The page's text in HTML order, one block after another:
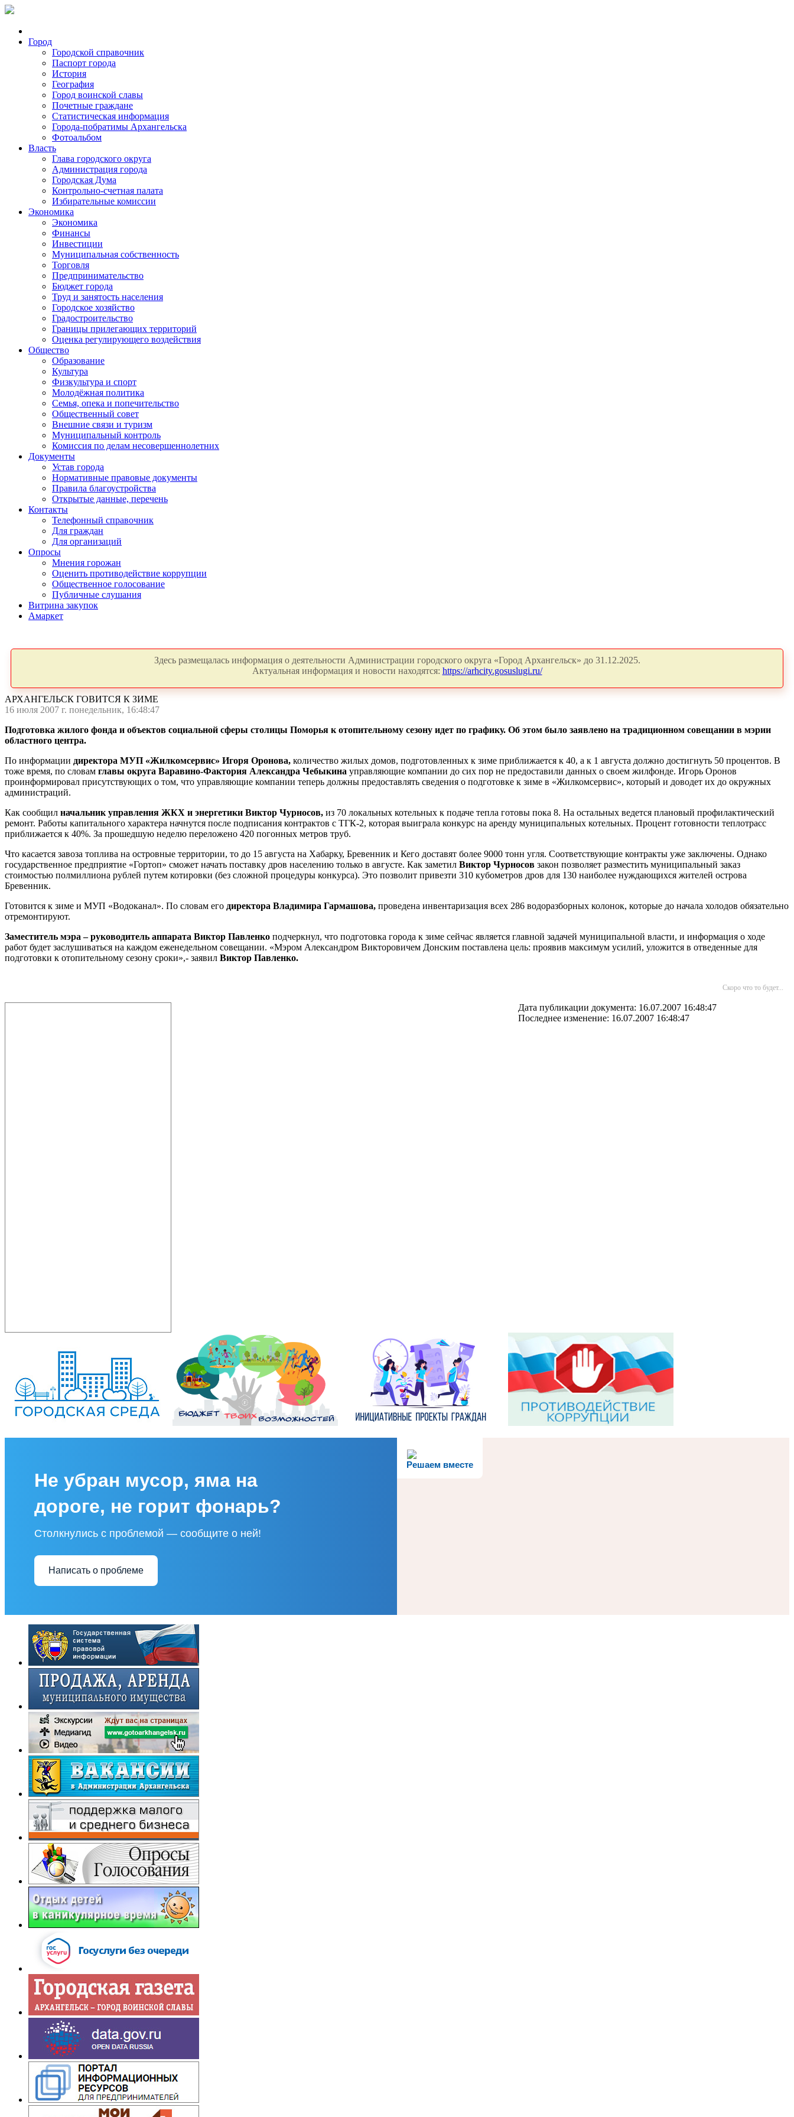
Город
Городской справочник
Паспорт города
История
География
Город воинской славы
Почетные граждане
Статистическая информация
Города-побратимы Архангельска
Фотоальбом
Власть
Глава городского округа
Администрация города
Городская Дума
Контрольно-счетная палата
Избирательные комиссии
Экономика
Экономика
Финансы
Инвестиции
Муниципальная собственность
Торговля
Предпринимательство
Бюджет города
Труд и занятость населения
Городское хозяйство
Градостроительство
Границы прилегающих территорий
Оценка регулирующего воздействия
Общество
Образование
Культура
Физкультура и спорт
Молодёжная политика
Семья, опека и попечительство
Общественный совет
Внешние связи и туризм
Муниципальный контроль
Комиссия по делам несовершеннолетних
Документы
Устав города
Нормативные правовые документы
Правила благоустройства
Открытые данные, перечень
Контакты
Телефонный справочник
Для граждан
Для организаций
Опросы
Мнения горожан
Оценить противодействие коррупции
Общественное голосование
Публичные слушания
Витрина закупок
Амаркет
Здесь размещалась информация о деятельности Администрации городского округа «Город Архангельск» до 31.12.2025.
Актуальная информация и новости находятся: https://arhcity.gosuslugi.ru/
АРХАНГЕЛЬСК ГОВИТСЯ К ЗИМЕ
16 июля 2007 г. понедельник, 16:48:47
Подготовка жилого фонда и объектов социальной сферы столицы Поморья к отопительному сезону идет по графику. Об этом было заявлено на традиционном совещании в мэрии
областного центра.
По информации директора МУП «Жилкомсервис» Игоря Оронова, количество жилых домов, подготовленных к зиме приближается к 40, а к 1 августа должно достигнуть 50 процентов. В
тоже время, по словам главы округа Варавино-Фактория Александра Чебыкина управляющие компании до сих пор не предоставили данных о своем жилфонде. Игорь Оронов
проинформировал присутствующих о том, что управляющие компании теперь должны предоставлять сведения о подготовке к зиме в «Жилкомсервис», который и доводет их до окружных
администраций.
Как сообщил начальник управления ЖКХ и энергетики Виктор Чурносов, из 70 локальных котельных к подаче тепла готовы пока 8. На остальных ведется плановый профилактический
ремонт. Работы капитального характера начнутся после подписания контрактов с ТГК-2, которая выиграла конкурс на аренду муниципальных котельных. Процент готовности теплотрасс
приближается к 40%. За прошедшую неделю переложено 420 погонных метров труб.
Что касается завоза топлива на островные территории, то до 15 августа на Хабарку, Бревенник и Кего доставят более 9000 тонн угля. Соответствующие контракты уже заключены. Однако
государственное предприятие «Гортоп» сможет начать поставку дров населению только в августе. Как заметил Виктор Чурносов закон позволяет разместить муниципальный заказ
стоимостью полмиллиона рублей путем котировки (без сложной процедуры конкурса). Это позволит привезти 310 кубометров дров для 130 наиболее нуждающихся жителей острова
Бревенник.
Готовится к зиме и МУП «Водоканал». По словам его директора Владимира Гармашова, проведена инвентаризация всех 286 водоразборных колонок, которые до начала холодов обязательно
отремонтируют.
Заместитель мэра – руководитель аппарата Виктор Павленко подчеркнул, что подготовка города к зиме сейчас является главной задачей муниципальной власти, и информация о ходе
работ будет заслушиваться на каждом еженедельном совещании. «Мэром Александром Викторовичем Донским поставлена цель: проявив максимум усилий, уложится в отведенные для
подготовки к отопительному сезону сроки»,- заявил Виктор Павленко.
Скоро что то будет...
Дата публикации документа: 16.07.2007 16:48:47
Последнее изменение: 16.07.2007 16:48:47
Решаем вместе
Не убран мусор, яма на
дороге, не горит фонарь?
Столкнулись с проблемой — сообщите о ней!
Написать о проблеме